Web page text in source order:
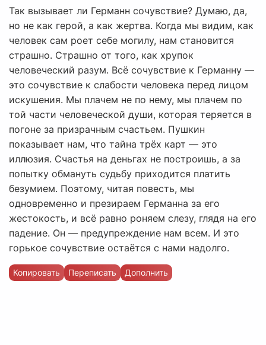
Так вызывает ли Германн сочувствие? Думаю, да,
но не как герой, а как жертва. Когда мы видим, как
человек сам роет себе могилу, нам становится
страшно. Страшно от того, как хрупок
человеческий разум. Всё сочувствие к Германну —
это сочувствие к слабости человека перед лицом
искушения. Мы плачем не по нему, мы плачем по
той части человеческой души, которая теряется в
погоне за призрачным счастьем. Пушкин
показывает нам, что тайна трёх карт — это
иллюзия. Счастья на деньгах не построишь, а за
попытку обмануть судьбу приходится платить
безумием. Поэтому, читая повесть, мы
одновременно и презираем Германна за его
жестокость, и всё равно роняем слезу, глядя на его
падение. Он — предупреждение нам всем. И это
горькое сочувствие остаётся с нами надолго.
Копировать Переписать Дополнить